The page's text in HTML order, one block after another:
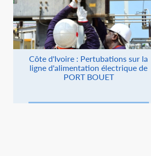
Côte d'Ivoire : Pertubations sur la
ligne d'alimentation électrique de
PORT BOUET